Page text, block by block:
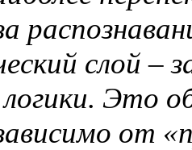
слой –
Это
от